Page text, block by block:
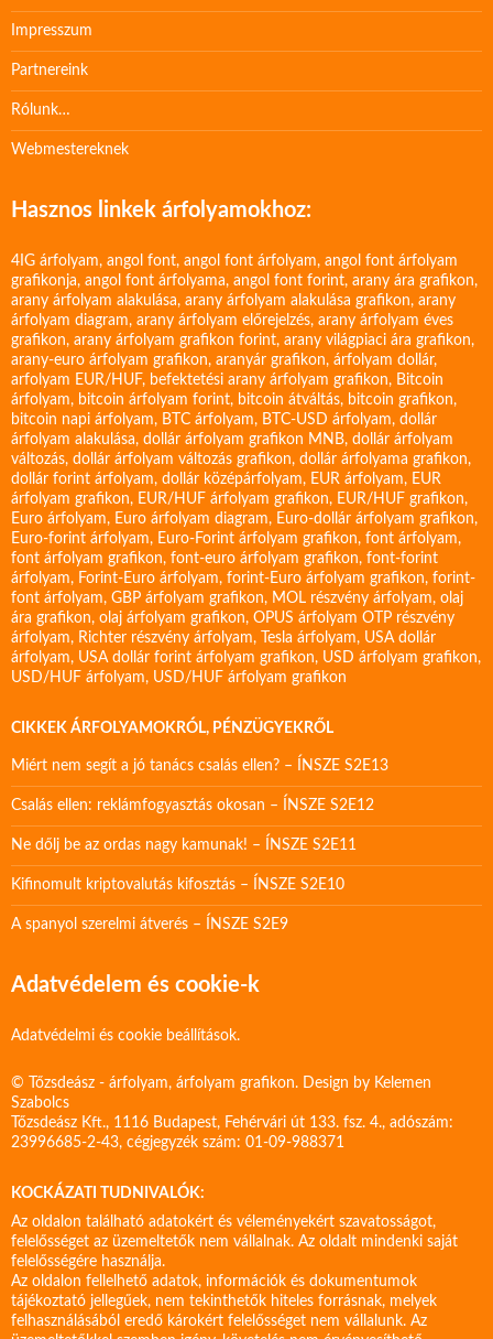
Impresszum
Partnereink
Rólunk…
Webmestereknek
Hasznos linkek árfolyamokhoz:
4IG árfolyam, angol font, angol font árfolyam, angol font árfolyam
grafikonja, angol font árfolyama, angol font forint, arany ára grafikon,
arany árfolyam alakulása, arany árfolyam alakulása grafikon, arany
árfolyam diagram, arany árfolyam előrejelzés, arany árfolyam éves
grafikon, arany árfolyam grafikon forint, arany világpiaci ára grafikon,
arany-euro árfolyam grafikon, aranyár grafikon, árfolyam dollár,
arfolyam EUR/HUF, befektetési arany árfolyam grafikon, Bitcoin
árfolyam, bitcoin árfolyam forint, bitcoin átváltás, bitcoin grafikon,
bitcoin napi árfolyam, BTC árfolyam, BTC-USD árfolyam, dollár
árfolyam alakulása, dollár árfolyam grafikon MNB, dollár árfolyam
változás, dollár árfolyam változás grafikon, dollár árfolyama grafikon,
dollár forint árfolyam, dollár középárfolyam, EUR árfolyam, EUR
árfolyam grafikon, EUR/HUF árfolyam grafikon, EUR/HUF grafikon,
Euro árfolyam, Euro árfolyam diagram, Euro-dollár árfolyam grafikon,
Euro-forint árfolyam, Euro-Forint árfolyam grafikon, font árfolyam,
font árfolyam grafikon, font-euro árfolyam grafikon, font-forint
árfolyam, Forint-Euro árfolyam, forint-Euro árfolyam grafikon, forint-
font árfolyam, GBP árfolyam grafikon, MOL részvény árfolyam, olaj
ára grafikon, olaj árfolyam grafikon, OPUS árfolyam OTP részvény
árfolyam, Richter részvény árfolyam, Tesla árfolyam, USA dollár
árfolyam, USA dollár forint árfolyam grafikon, USD árfolyam grafikon,
USD/HUF árfolyam, USD/HUF árfolyam grafikon
CIKKEK ÁRFOLYAMOKRÓL, PÉNZÜGYEKRŐL
Miért nem segít a jó tanács csalás ellen? – ÍNSZE S2E13
Csalás ellen: reklámfogyasztás okosan – ÍNSZE S2E12
Ne dőlj be az ordas nagy kamunak! – ÍNSZE S2E11
Kifinomult kriptovalutás kifosztás – ÍNSZE S2E10
A spanyol szerelmi átverés – ÍNSZE S2E9
Adatvédelem és cookie-k
Adatvédelmi és cookie beállítások.
© Tőzsdeász - árfolyam, árfolyam grafikon. Design by Kelemen
Szabolcs
Tőzsdeász Kft., 1116 Budapest, Fehérvári út 133. fsz. 4., adószám:
23996685-2-43, cégjegyzék szám: 01-09-988371
KOCKÁZATI TUDNIVALÓK:
Az oldalon található adatokért és véleményekért szavatosságot,
felelősséget az üzemeltetők nem vállalnak. Az oldalt mindenki saját
felelősségére használja.
Az oldalon fellelhető adatok, információk és dokumentumok
tájékoztató jellegűek, nem tekinthetők hiteles forrásnak, melyek
felhasználásából eredő károkért felelősséget nem vállalunk. Az